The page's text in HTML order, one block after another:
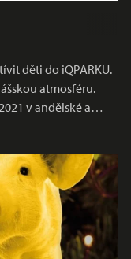
děti do iQPARKU.
atmosféru.
v andělské a…